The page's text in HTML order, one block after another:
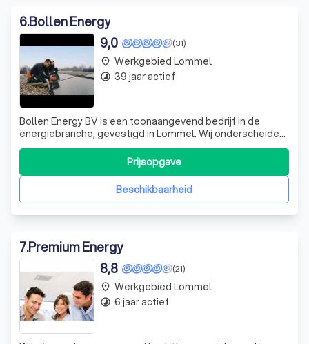
6.Bollen Energy
(31)
9,0
Bollen Energy BV is een toonaangevend bedrijf in de
energiebranche, gevestigd in Lommel. Wij onderscheiden
ons door onze expertise en toewijding aan duurzame
energieoplossingen. Onze missie is om de overgang naar
groene energie voor iedereen toegankelijk te maken. Wij
bieden een breed scala aan dien
Beschikbaarheid
Prijsopgave
place Werkgebied Lommel
timelapse 39 jaar actief
7.Premium Energy
(21)
8,8
place Werkgebied Lommel
timelapse 6 jaar actief